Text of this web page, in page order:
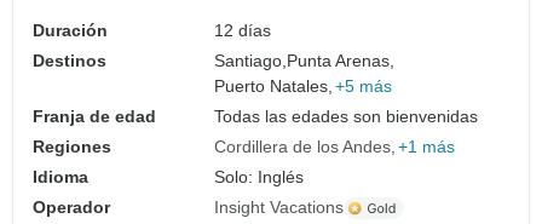
Duración
12 días
Destinos
Santiago,Punta Arenas,
Puerto Natales, +5 más
Franja de edad
Todas las edades son bienvenidas
Regiones
Cordillera de los Andes +1 más
Idioma
Solo: Inglés
Operador
Insight Vacations